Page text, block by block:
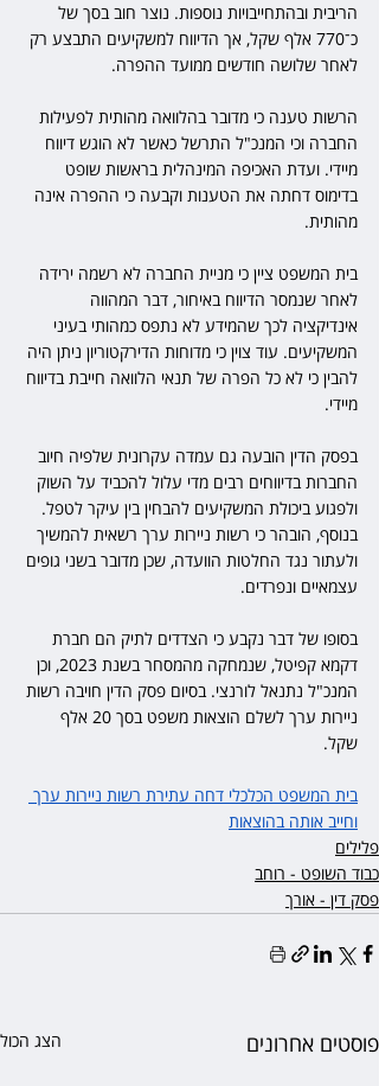
הריבית ובהתחייבויות נוספות. נוצר חוב בסך של
כ־770 אלף שקל, אך הדיווח למשקיעים התבצע רק
לאחר שלושה חודשים ממועד ההפרה.
הרשות טענה כי מדובר בהלוואה מהותית לפעילות
החברה וכי המנכ"ל התרשל כאשר לא הוגש דיווח
מיידי. ועדת האכיפה המינהלית בראשות שופט
בדימוס דחתה את הטענות וקבעה כי ההפרה אינה
מהותית.
בית המשפט ציין כי מניית החברה לא רשמה ירידה
לאחר שנמסר הדיווח באיחור, דבר המהווה
אינדיקציה לכך שהמידע לא נתפס כמהותי בעיני
המשקיעים. עוד צוין כי מדוחות הדירקטוריון ניתן היה
להבין כי לא כל הפרה של תנאי הלוואה חייבת בדיווח
מיידי.
בפסק הדין הובעה גם עמדה עקרונית שלפיה חיוב
החברות בדיווחים רבים מדי עלול להכביד על השוק
ולפגוע ביכולת המשקיעים להבחין בין עיקר לטפל.
בנוסף, הובהר כי רשות ניירות ערך רשאית להמשיך
ולעתור נגד החלטות הוועדה, שכן מדובר בשני גופים
עצמאיים ונפרדים.
בסופו של דבר נקבע כי הצדדים לתיק הם חברת
דקמא קפיטל, שנמחקה מהמסחר בשנת 2023, וכן
המנכ"ל נתנאל לורנצי. בסיום פסק הדין חויבה רשות
ניירות ערך לשלם הוצאות משפט בסך 20 אלף
שקל.
בית המשפט הכלכלי דחה עתירת רשות ניירות ערך
וחייב אותה בהוצאות
פלילים
כבוד השופט - רוחב
פסק דין - אורך
פוסטים אחרונים הצג הכול